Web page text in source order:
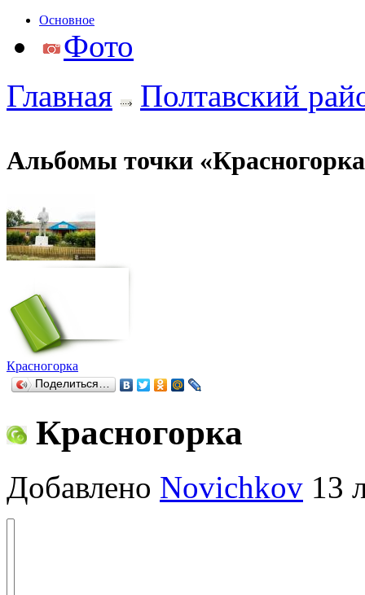
Основное
Фото
Главная
Полтавский
Альбомы точки
Красногорка
Поделиться…
Красногорка
Добавлено Novichkov 13